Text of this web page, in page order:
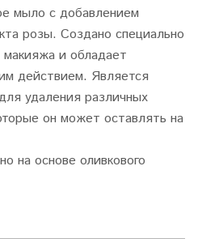
мыло с добавлением
розы. Создано специально
и обладает
действием. Является
удаления различных
он может оставлять на
на основе оливкового